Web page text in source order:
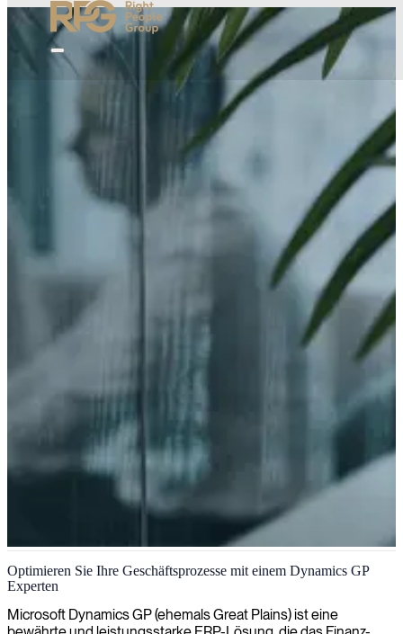
Dynamics GP-Administration
Wir stellen Dynamics GP-Administratoren bereit, die Ihre
Geschäftsprozesse optimieren, die Systemzuverlässigkeit
gewährleisten und die Finanzmanagement-Fähigkeiten für Ihre
Optimieren Sie Ihre Geschäftsprozesse mit einem Dynamics GP
Experten
Microsoft Dynamics GP (ehemals Great Plains) ist eine